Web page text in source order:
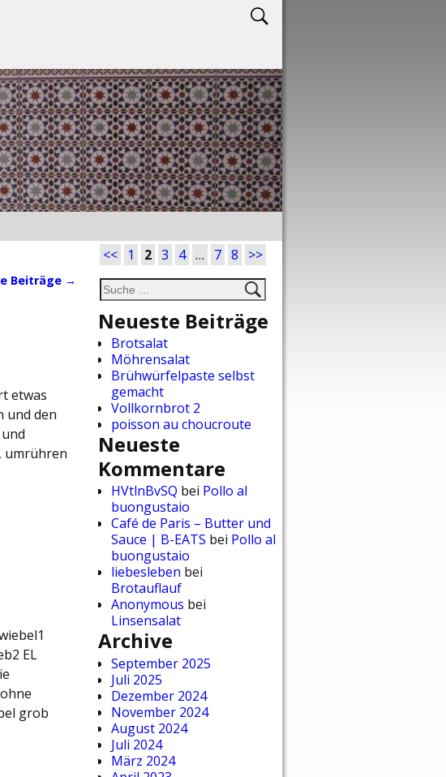
<< 1 2 3 4 … 7 8 >>
Beiträge →
etwas
und den
umrühren
EL
grob
Neueste Beiträge
Brotsalat
Möhrensalat
Brühwürfelpaste selbst
gemacht
Vollkornbrot 2
poisson au choucroute
Neueste
Kommentare
HVtlnBvSQ bei Pollo al
buongustaio
Café de Paris – Butter und
Sauce | B-EATS bei Pollo al
buongustaio
liebesleben bei
Brotauflauf
Anonymous bei
Linsensalat
Archive
September 2025
Juli 2025
Dezember 2024
November 2024
August 2024
Juli 2024
März 2024